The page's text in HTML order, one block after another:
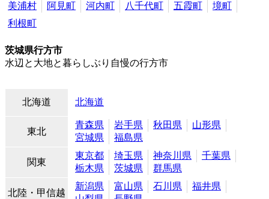
美浦村
阿見町 河内町 八千代町 五霞町
境町
利根町
茨城県行方市
水辺と大地と暮らしぶり自慢の行方市
北海道 北海道
東北
青森県 岩手県 秋田県
山形県
宮城県
福島県
関東
東京都 埼玉県 神奈川県
千葉県
栃木県
茨城県 群馬県
北陸・甲信越
新潟県 富山県 石川県
福井県